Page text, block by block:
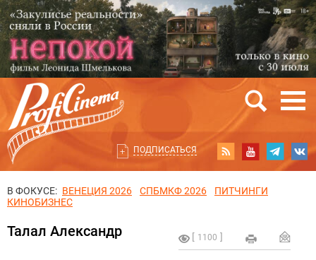
ПОДПИСАТЬСЯ
В ФОКУСЕ: ВЕНЕЦИЯ 2026 СПБМКФ 2026
ПИТЧИНГИ
КИНОБИЗНЕС
1100
Талал Александр